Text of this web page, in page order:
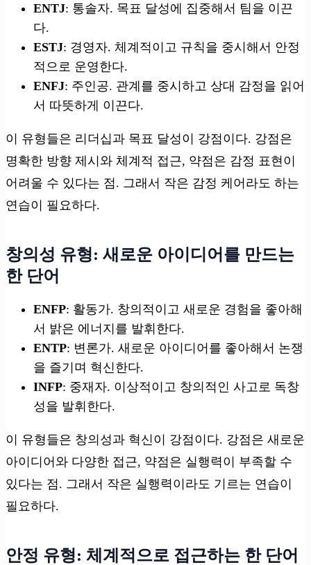
ENTJ: 통솔자. 목표 달성에 집중해서 팀을 이끈
다.
ESTJ: 경영자. 체계적이고 규칙을 중시해서 안정
적으로 운영한다.
ENFJ: 주인공. 관계를 중시하고 상대 감정을 읽어
서 따뜻하게 이끈다.
이 유형들은 리더십과 목표 달성이 강점이다. 강점은
명확한 방향 제시와 체계적 접근, 약점은 감정 표현이
어려울 수 있다는 점. 그래서 작은 감정 케어라도 하는
연습이 필요하다.
창의성 유형: 새로운 아이디어를 만드는
한 단어
ENFP: 활동가. 창의적이고 새로운 경험을 좋아해
서 밝은 에너지를 발휘한다.
ENTP: 변론가. 새로운 아이디어를 좋아해서 논쟁
을 즐기며 혁신한다.
INFP: 중재자. 이상적이고 창의적인 사고로 독창
성을 발휘한다.
이 유형들은 창의성과 혁신이 강점이다. 강점은 새로운
아이디어와 다양한 접근, 약점은 실행력이 부족할 수
있다는 점. 그래서 작은 실행력이라도 기르는 연습이
필요하다.
안정 유형: 체계적으로 접근하는 한 단어